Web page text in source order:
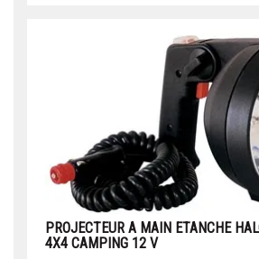
PROJECTEUR A MAIN ETANCHE
4X4 CAMPING 12 V